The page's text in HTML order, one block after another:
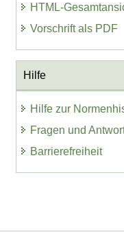
HTML-
Vorschrift als PDF
Hilfe
Hilfe zur
Fragen und
Barrierefreiheit